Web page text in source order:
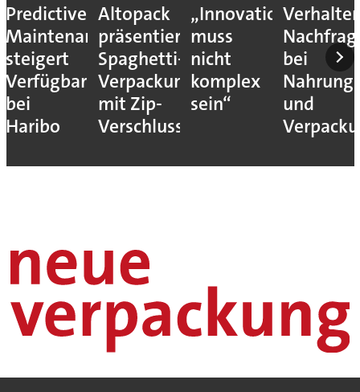
Predictive
Maintenance
steigert
Verfügbarkeit
bei
Haribo
Altopack
präsentiert
Spaghetti-
Verpackung
mit Zip-
Verschluss
„Innovation
muss
nicht
komplex
sein“
bei
und